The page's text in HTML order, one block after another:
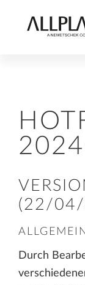
(22/
ALLGEMEIN
Durch